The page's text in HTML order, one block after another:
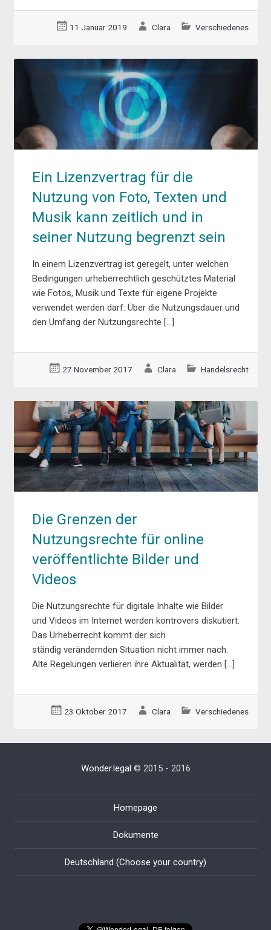
11 Januar 2019 Clara Verschiedenes
Ein Lizenzvertrag für die
Nutzung von Foto, Texten und
Musik kann zeitlich und in
seiner Nutzung begrenzt sein
In einem Lizenzvertrag ist geregelt, unter welchen
Bedingungen urheberrechtlich geschütztes Material
wie Fotos, Musik und Texte für eigene Projekte
verwendet werden darf. Über die Nutzungsdauer und
den Umfang der Nutzungsrechte […]
27 November 2017 Clara Handelsrecht
Die Grenzen der
Nutzungsrechte für online
veröffentlichte Bilder und
Videos
Die Nutzungsrechte für digitale Inhalte wie Bilder
und Videos im Internet werden kontrovers diskutiert.
Das Urheberrecht kommt der sich
ständig verändernden Situation nicht immer nach.
Alte Regelungen verlieren ihre Aktualität, werden […]
23 Oktober 2017 Clara Verschiedenes
Wonder.legal © 2015 - 2016
Homepage
Dokumente
Deutschland (Choose your country)